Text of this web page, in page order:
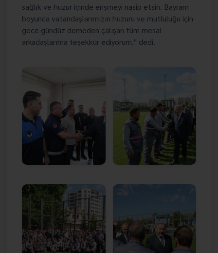
sağlık ve huzur içinde erişmeyi nasip etsin. Bayram
boyunca vatandaşlarımızın huzuru ve mutluluğu için
gece gündüz demeden çalışan tüm mesai
arkadaşlarıma teşekkür ediyorum." dedi.